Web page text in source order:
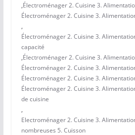
,Électroménager 2. Cuisine 3.
Électroménager 2. Cuisine 3.
,
Électroménager 2. Cuisine 3.
capacité
,Électroménager 2. Cuisine 3.
Électroménager 2. Cuisine 3.
Électroménager 2. Cuisine 3.
Électroménager 2. Cuisine 3.
de cuisine
,
Electroménager 2. Cuisine 3.
nombreuses 5. Cuisson